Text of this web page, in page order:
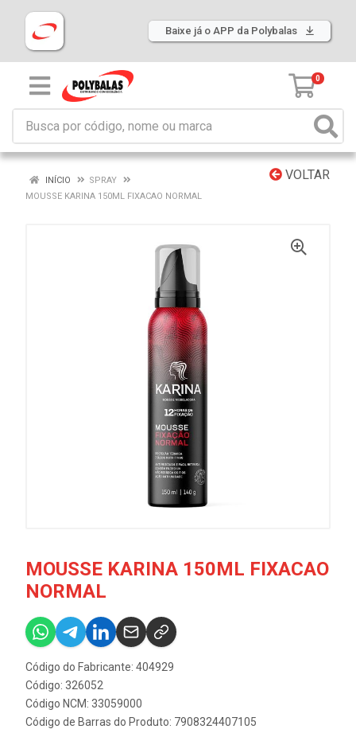
Baixe já o APP da Polybalas
0
VOLTAR
INÍCIO
SPRAY
MOUSSE KARINA 150ML FIXACAO NORMAL
MOUSSE KARINA 150ML FIXACAO
NORMAL
Código do Fabricante: 404929
Código: 326052
Código NCM: 33059000
Código de Barras do Produto: 7908324407105